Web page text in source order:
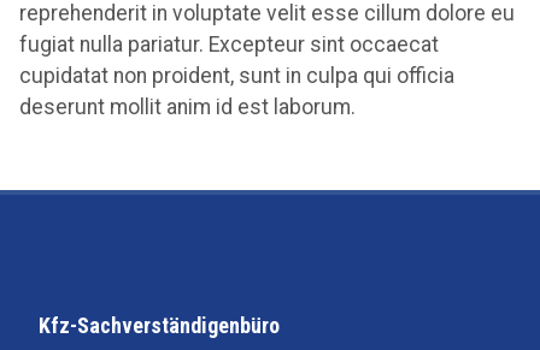
reprehenderit in voluptate velit esse cillum dolore eu
fugiat nulla pariatur. Excepteur sint occaecat
cupidatat non proident, sunt in culpa qui officia
deserunt mollit anim id est laborum.
Kfz-Sachverständigenbüro